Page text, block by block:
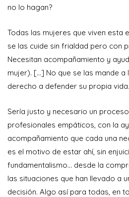
no lo hagan?
Todas las mujeres que viven esta
se las cuide sin frialdad pero con
Necesitan acompañamiento y
mujer). […] No que se las mande
derecho a defender su propia vida.
Sería justo y necesario un
profesionales empáticos, con la
acompañamiento que cada una
es el motivo de estar ahí, sin
fundamentalismo… desde la
las situaciones que han llevado a
decisión. Algo así para todas, en